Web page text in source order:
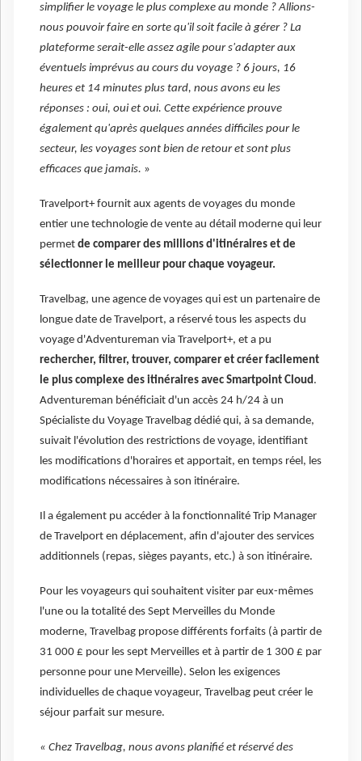
simplifier le voyage le plus complexe au monde ? Allions-
nous pouvoir faire en sorte qu'il soit facile à gérer ? La
plateforme serait-elle assez agile pour s'adapter aux
éventuels imprévus au cours du voyage ? 6 jours, 16
heures et 14 minutes plus tard, nous avons eu les
réponses : oui, oui et oui. Cette expérience prouve
également qu'après quelques années difficiles pour le
secteur, les voyages sont bien de retour et sont plus
efficaces que jamais. »
Travelport+ fournit aux agents de voyages du monde
entier une technologie de vente au détail moderne qui leur
permet de comparer des millions d'itinéraires et de
sélectionner le meilleur pour chaque voyageur.
Travelbag, une agence de voyages qui est un partenaire de
longue date de Travelport, a réservé tous les aspects du
voyage d'Adventureman via Travelport+, et a pu
rechercher, filtrer, trouver, comparer et créer facilement
le plus complexe des itinéraires avec Smartpoint Cloud .
Adventureman bénéficiait d'un accès 24 h/24 à un
Spécialiste du Voyage Travelbag dédié qui, à sa demande,
suivait l'évolution des restrictions de voyage, identifiant
les modifications d'horaires et apportait, en temps réel, les
modifications nécessaires à son itinéraire.
Il a également pu accéder à la fonctionnalité Trip Manager
de Travelport en déplacement, afin d'ajouter des services
additionnels (repas, sièges payants, etc.) à son itinéraire.
Pour les voyageurs qui souhaitent visiter par eux-mêmes
l'une ou la totalité des Sept Merveilles du Monde
moderne, Travelbag propose différents forfaits (à partir de
31 000 £ pour les sept Merveilles et à partir de 1 300 £ par
personne pour une Merveille). Selon les exigences
individuelles de chaque voyageur, Travelbag peut créer le
séjour parfait sur mesure.
« Chez Travelbag, nous avons planifié et réservé des